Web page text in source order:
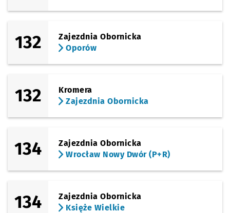
132
Zajezdnia Obornicka
Oporów
132
Kromera
Zajezdnia Obornicka
134
Zajezdnia Obornicka
Wrocław Nowy Dwór (P+R)
134
Zajezdnia Obornicka
Księże Wielkie